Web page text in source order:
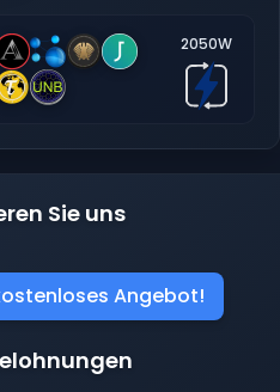
2050W
Sie uns
Angebot!